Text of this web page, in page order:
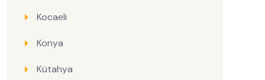
Kocaeli
Konya
Kütahya